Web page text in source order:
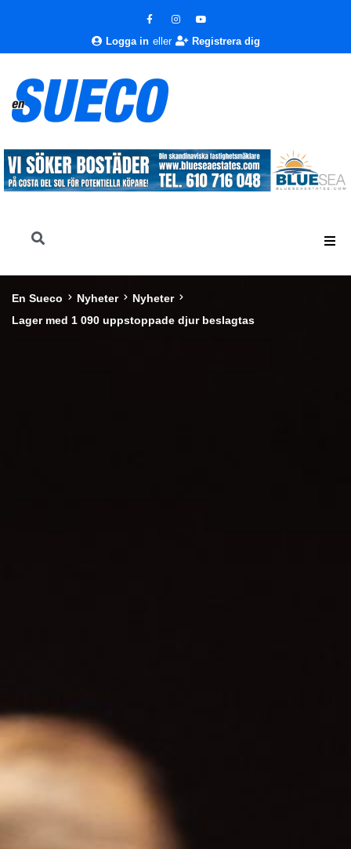
Logga in eller Registrera dig
En Sueco Nyheter
Nyheter
Lager med 1 090 uppstoppade djur beslagtas